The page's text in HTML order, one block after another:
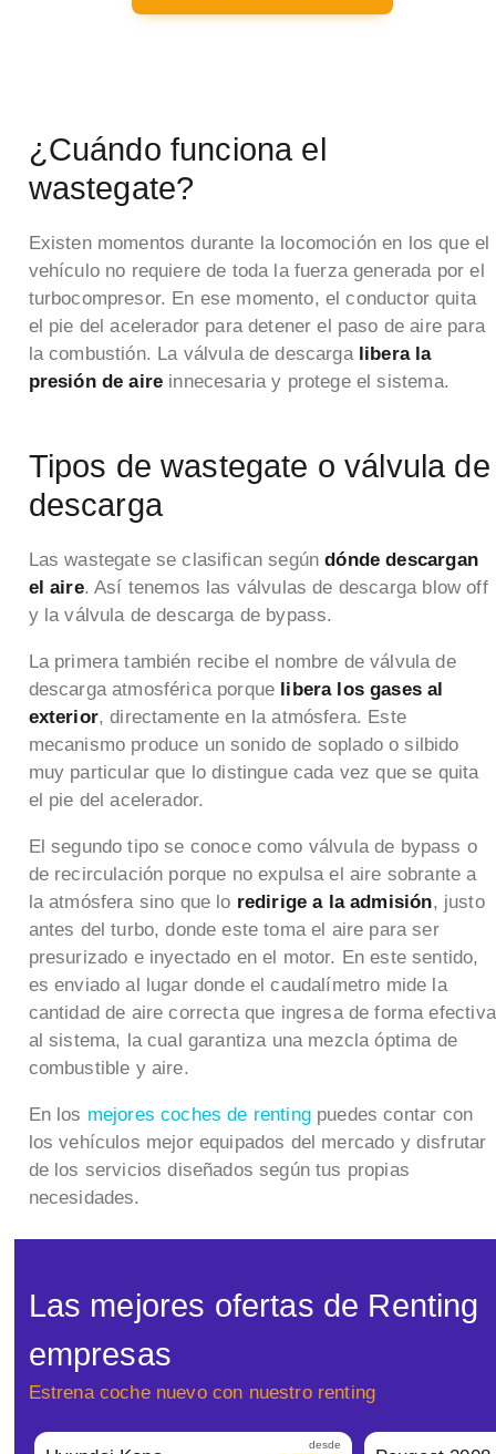
¿Cuándo funciona el
wastegate?
Existen momentos durante la locomoción en los que el
vehículo no requiere de toda la fuerza generada por el
turbocompresor. En ese momento, el conductor quita
el pie del acelerador para detener el paso de aire para
la combustión. La válvula de descarga libera la
presión de aire innecesaria y protege el sistema.
Tipos de wastegate o válvula de
descarga
Las wastegate se clasifican según dónde descargan
el aire. Así tenemos las válvulas de descarga blow off
y la válvula de descarga de bypass.
La primera también recibe el nombre de válvula de
descarga atmosférica porque libera los gases al
exterior, directamente en la atmósfera. Este
mecanismo produce un sonido de soplado o silbido
muy particular que lo distingue cada vez que se quita
el pie del acelerador.
El segundo tipo se conoce como válvula de bypass o
de recirculación porque no expulsa el aire sobrante a
la atmósfera sino que lo redirige a la admisión, justo
antes del turbo, donde este toma el aire para ser
presurizado e inyectado en el motor. En este sentido,
es enviado al lugar donde el caudalímetro mide la
cantidad de aire correcta que ingresa de forma efectiva
al sistema, la cual garantiza una mezcla óptima de
combustible y aire.
En los mejores coches de rentingpuedes contar con
los vehículos mejor equipados del mercado y disfrutar
de los servicios diseñados según tus propias
necesidades.
Las mejores ofertas de Renting
empresas
Estrena coche nuevo con nuestro renting
desde